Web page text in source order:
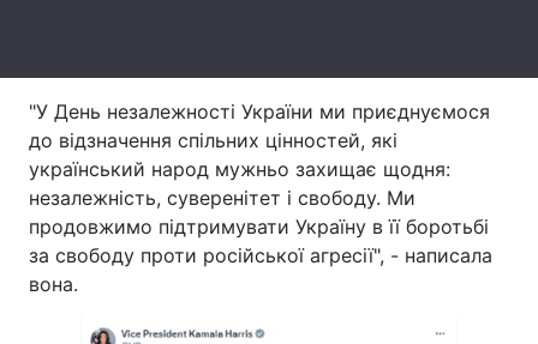
"У День незалежності України ми приєднуємося
до відзначення спільних цінностей, які
український народ мужньо захищає щодня:
незалежність, суверенітет і свободу. Ми
продовжимо підтримувати Україну в її боротьбі
за свободу проти російської агресії", - написала
вона.